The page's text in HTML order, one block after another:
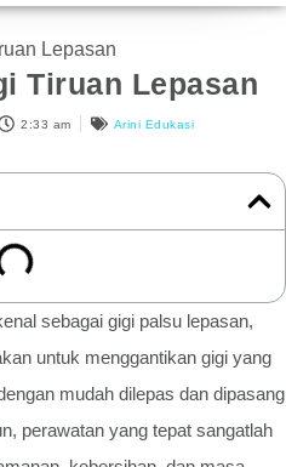
Lepasan
Tiruan Lepasan
2:33 am Arini Edukasi
sebagai gigi palsu lepasan,
untuk menggantikan gigi yang
mudah dilepas dan dipasang
perawatan yang tepat sangatlah